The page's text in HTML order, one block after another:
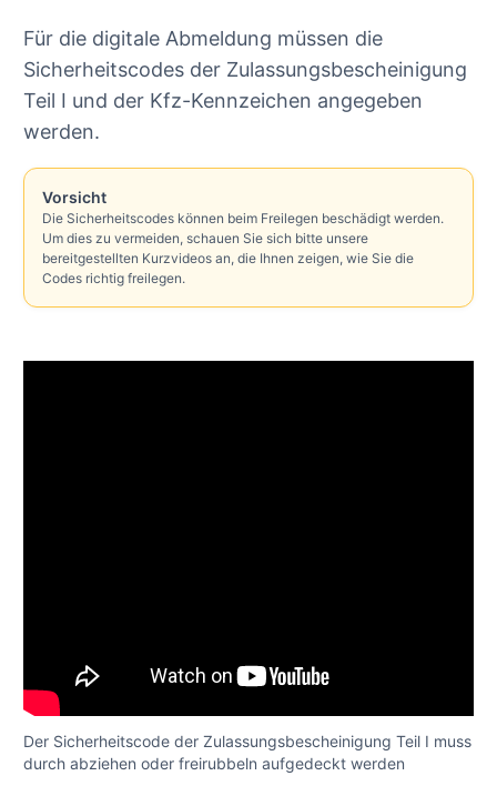
Für die digitale Abmeldung müssen die
Sicherheitscodes der Zulassungsbescheinigung
Teil I und der Kfz-Kennzeichen angegeben
werden.
Vorsicht
Die Sicherheitscodes können beim Freilegen beschädigt werden.
Um dies zu vermeiden, schauen Sie sich bitte unsere
bereitgestellten Kurzvideos an, die Ihnen zeigen, wie Sie die
Codes richtig freilegen.
Der Sicherheitscode der Zulassungsbescheinigung Teil I muss
durch abziehen oder freirubbeln aufgedeckt werden